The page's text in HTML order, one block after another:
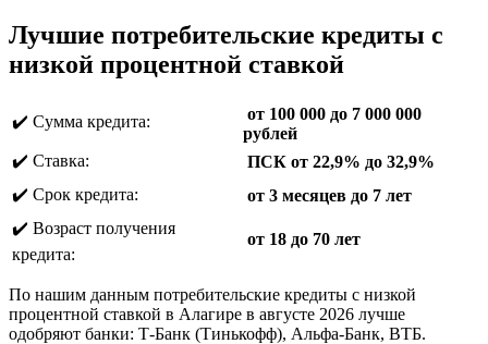
Лучшие потребительские кредиты с
низкой процентной ставкой
✔️ Сумма кредита:
от 100 000 до 7 000 000
рублей
✔️ Ставка:
ПСК от 22,9% до 32,9%
✔️ Срок кредита:
от 3 месяцев до 7 лет
✔️ Возраст получения
кредита:
от 18 до 70 лет
По нашим данным потребительские кредиты с низкой
процентной ставкой в Алагире в августе 2026 лучше
одобряют банки: Т-Банк (Тинькофф), Альфа-Банк, ВТБ.